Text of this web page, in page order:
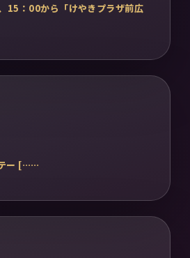
：00から「けやきプラザ前広
[……